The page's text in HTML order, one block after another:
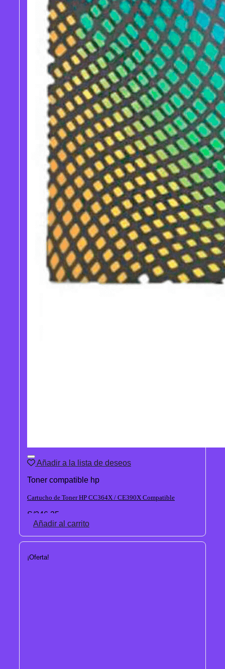
Añadir a la lista de deseos
Toner compatible hp
Cartucho de Toner HP CC364X / CE390X Compatible
S/246.35
Añadir al carrito
¡Oferta!